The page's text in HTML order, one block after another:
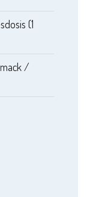
(1
/